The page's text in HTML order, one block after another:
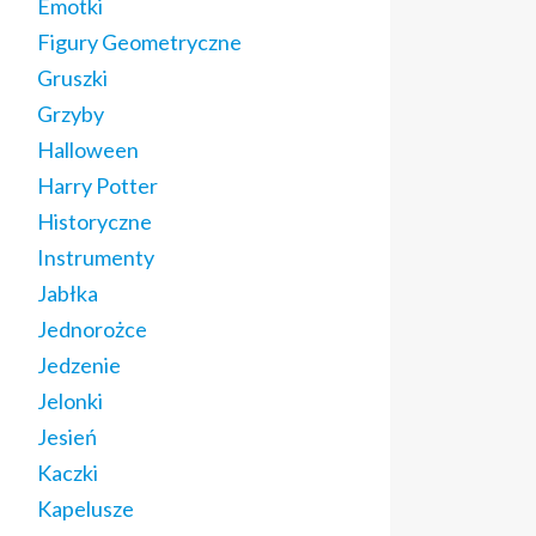
Emotki
Figury Geometryczne
Gruszki
Grzyby
Halloween
Harry Potter
Historyczne
Instrumenty
Jabłka
Jednorożce
Jedzenie
Jelonki
Jesień
Kaczki
Kapelusze